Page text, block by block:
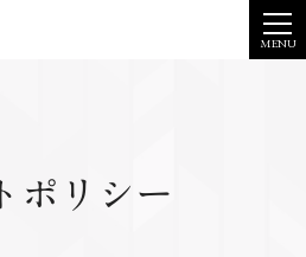
MENU
ポリシー